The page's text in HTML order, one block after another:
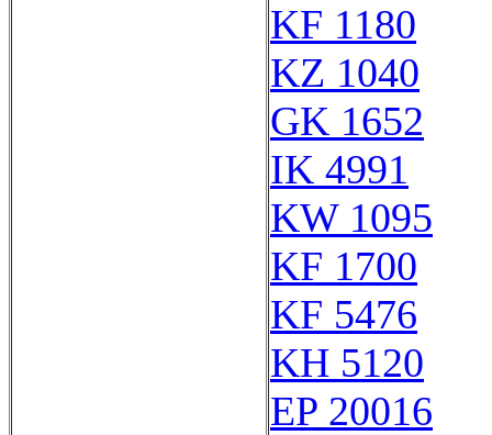
KF 1180
KZ 1040
GK 1652
IK 4991
KW 1095
KF 1700
KF 5476
KH 5120
EP 20016